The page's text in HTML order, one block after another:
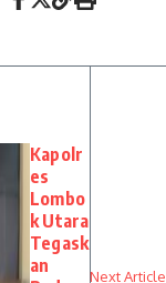
Kapolr
es
Lombo
k Utara
Tegask
an
Next Article